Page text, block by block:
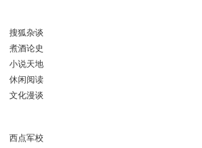
搜狐杂谈
煮酒论史
小说天地
休闲阅读
文化漫谈
西点军校